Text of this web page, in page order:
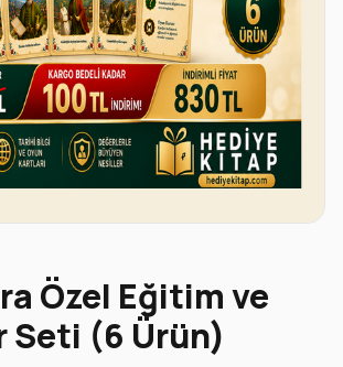
Özel Eğitim ve
Seti (6 Ürün)